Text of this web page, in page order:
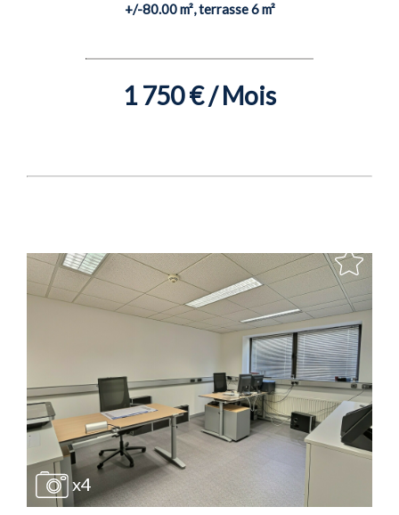
+/-80.00 m², terrasse 6 m²
1 750 € / Mois
x4